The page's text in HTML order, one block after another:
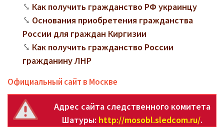
Как получить гражданство РФ украинцу
Основания приобретения гражданства
России для граждан Киргизии
Как получить гражданство России
гражданину ЛНР
Официальный сайт в Москве
Адрес сайта следственного комитета
Шатуры: http://mosobl.sledcom.ru/.